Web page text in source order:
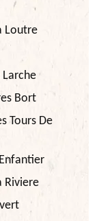
Loutre
Larche
Bort
Tours De
Riviere